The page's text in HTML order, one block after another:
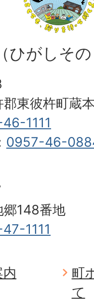
ひがしそ
郡東彼杵町蔵
1111
0957-46-
郷148番地
1111
町
て